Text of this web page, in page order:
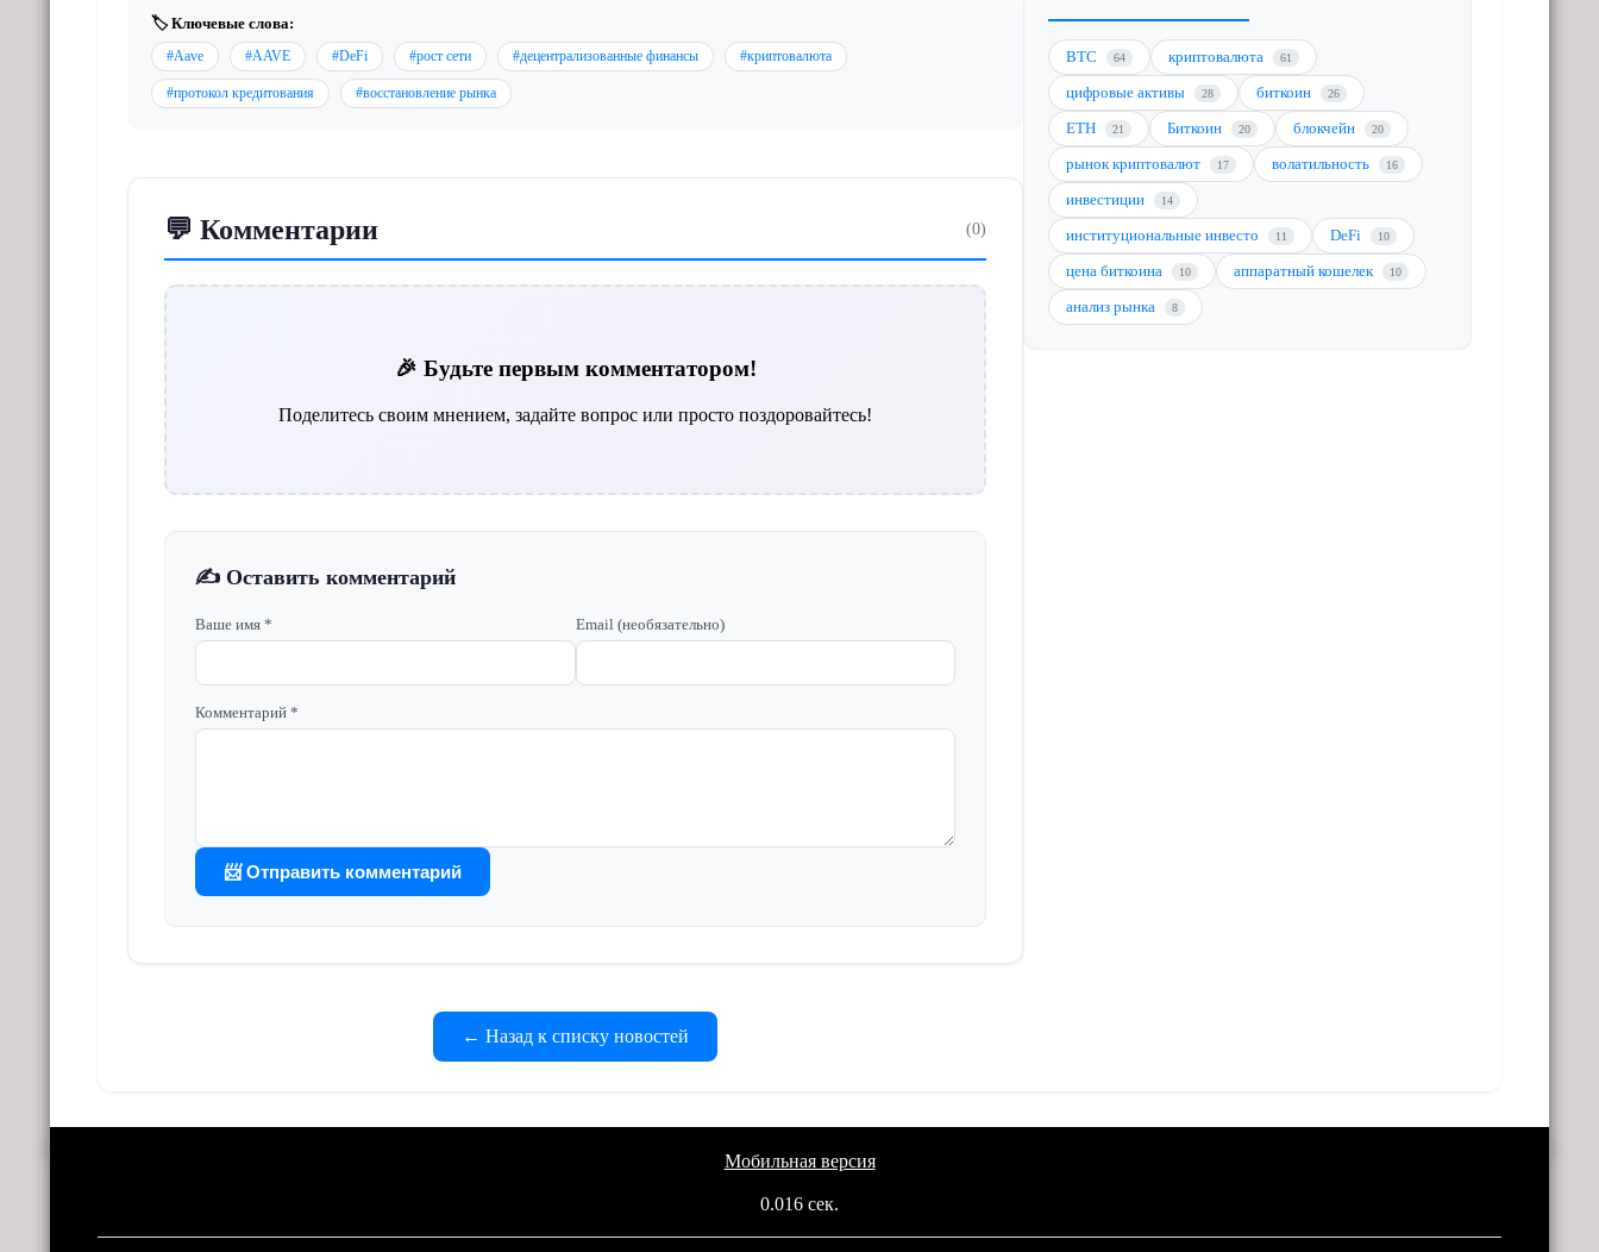
🏷️ Ключевые слова:
#Aave #AAVE #DeFi #рост сети #децентрализованные финансы #криптовалюта
#протокол кредитования #восстановление рынка
💬 Комментарии (0)
🎉 Будьте первым комментатором!
Поделитесь своим мнением, задайте вопрос или просто поздоровайтесь!
✍️ Оставить комментарий
Ваше имя * Email (необязательно)
Комментарий *
📨 Отправить комментарий
← Назад к списку новостей
BTC 64 криптовалюта 61
цифровые активы 28 биткоин 26
ETH 21 Биткоин 20 блокчейн 20
рынок криптовалют 17 волатильность 16
инвестиции 14
институциональные инвесто 11 DeFi 10
цена биткоина 10 аппаратный кошелек 10
анализ рынка 8
Мобильная версия
0.016 сек.